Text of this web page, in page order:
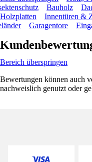
Bauholz
Innentüren &
Garagentore
Bereich überspringen
Bewertungen können auch
nachweislich genutzt oder